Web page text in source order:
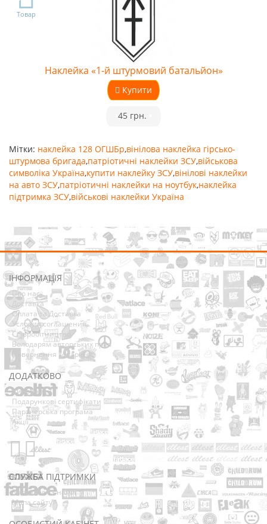
Товар
Наклейка «1-й штурмовий батальйон»
Купити
45 грн.
Мітки: наклейка 128 ОГШБр,вінілова наклейка гірсько-
штурмова бригада,патріотичні наклейки ЗСУ,військова
символіка Україна,купити наклейку ЗСУ,вінілові наклейки
на авто ЗСУ,патріотичні наклейки на ноутбук,наклейка
підтримка ЗСУ,військові наклейки Україна
ІНФОРМАЦІЯ
Про нас
Доставка
Оплата та Доставка
Условия соглашения
Співробітництво
Володарям авторських прав
Повернення товарів
ДОДАТКОВО
Виробники
Подарункові сертифікати
Партнерська програма
Акції
СЛУЖБА ПІДТРИМКИ
Зв’язатися з нами
Мапа сайту